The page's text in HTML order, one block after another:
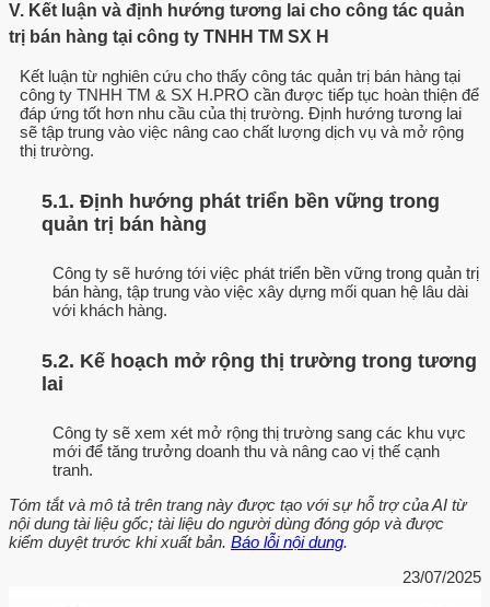
V. Kết luận và định hướng tương lai cho công tác quản
trị bán hàng tại công ty TNHH TM SX H
Kết luận từ nghiên cứu cho thấy công tác quản trị bán hàng tại
công ty TNHH TM & SX H.PRO cần được tiếp tục hoàn thiện để
đáp ứng tốt hơn nhu cầu của thị trường. Định hướng tương lai
sẽ tập trung vào việc nâng cao chất lượng dịch vụ và mở rộng
thị trường.
5.1. Định hướng phát triển bền vững trong
quản trị bán hàng
Công ty sẽ hướng tới việc phát triển bền vững trong quản trị
bán hàng, tập trung vào việc xây dựng mối quan hệ lâu dài
với khách hàng.
5.2. Kế hoạch mở rộng thị trường trong tương
lai
Công ty sẽ xem xét mở rộng thị trường sang các khu vực
mới để tăng trưởng doanh thu và nâng cao vị thế cạnh
tranh.
Tóm tắt và mô tả trên trang này được tạo với sự hỗ trợ của AI từ
nội dung tài liệu gốc; tài liệu do người dùng đóng góp và được
kiểm duyệt trước khi xuất bản. Báo lỗi nội dung.
23/07/2025